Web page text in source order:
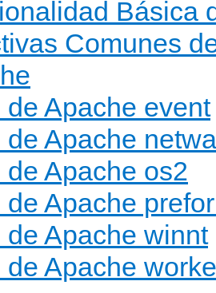
Básica
Comunes
de Apache event
de Apache
de Apache os2
de Apache
de Apache winnt
de Apache